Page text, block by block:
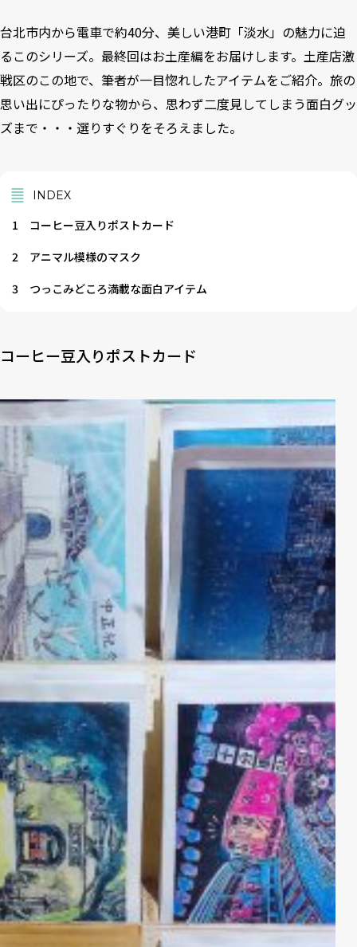
台北市内から電車で約40分、美しい港町「淡水」の魅力に迫
るこのシリーズ。最終回はお土産編をお届けします。土産店激
戦区のこの地で、筆者が一目惚れしたアイテムをご紹介。旅の
思い出にぴったりな物から、思わず二度見してしまう面白グッ
ズまで・・・選りすぐりをそろえました。
INDEX
1
コーヒー豆入りポストカード
2
アニマル模様のマスク
3
つっこみどころ満載な面白アイテム
コーヒー豆入りポストカード